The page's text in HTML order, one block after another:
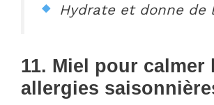
Hydrate et donne de
11. Miel pour calmer
allergies